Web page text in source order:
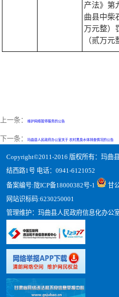
产法》第
曲县中柴
万元整）
（贰万
上一条： 维护网络暂停服务的公告
下一条： 玛曲县人民政府办公室关于 农村黑臭水体排查情况的公告
Copyright©2011-2016 版权所有：玛曲
结西路1号 电话：0941-6121052
备案编号: 陇ICP备18000382号-1
甘
网站识标码:6230250001
管理维护：玛曲县人民政府信息化办公